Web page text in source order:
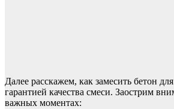
Далее расскажем, как замесить бетон
гарантией качества смеси. Заострим
важных моментах: